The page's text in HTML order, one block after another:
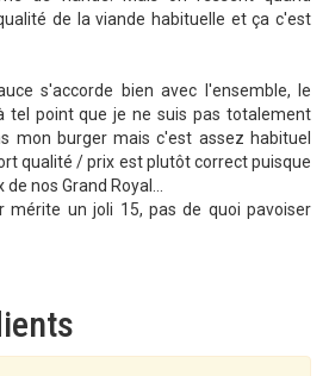
de la viande habituelle et ça c'est
s'accorde bien avec l'ensemble, le
tel point que je ne suis pas totalement
mon burger mais c'est assez habituel
qualité / prix est plutôt correct puisque
nos Grand Royal...
mérite un joli 15, pas de quoi pavoiser